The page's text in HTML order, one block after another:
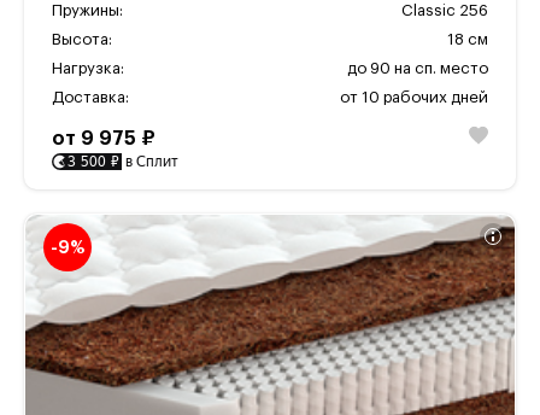
Пружины:
Classic 256
Высота:
18 см
Нагрузка:
до 90 на сп. место
Доставка:
от 10 рабочих дней
от 9 975 ₽
3 500 ₽ в Сплит
-9%